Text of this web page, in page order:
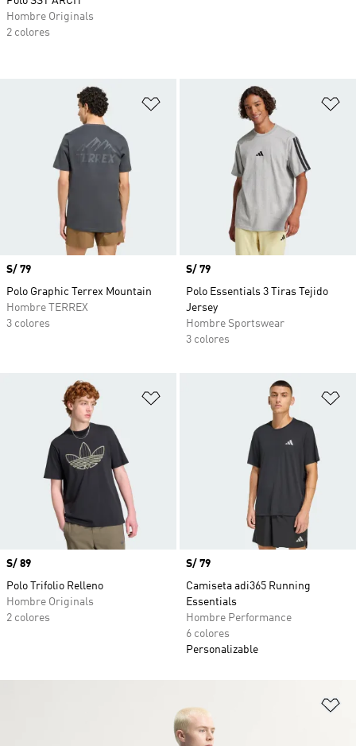
Añadir a la lista de deseos
Precio
S/ 79
Polo Graphic Terrex Mountain
Hombre TERREX
3 colores
Precio
S/ 79
Polo Essentials 3 Tiras Tejido
Jersey
Hombre Sportswear
3 colores
Añadir a la lista de deseos
Precio
S/ 89
Polo Trifolio Relleno
Hombre Originals
2 colores
Precio
S/ 79
Camiseta adi365 Running
Essentials
Hombre Performance
6 colores
Personalizable
Hombre Originals
2 colores